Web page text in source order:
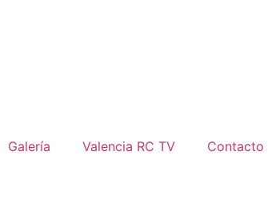
Galería Valencia RC TV Contacto